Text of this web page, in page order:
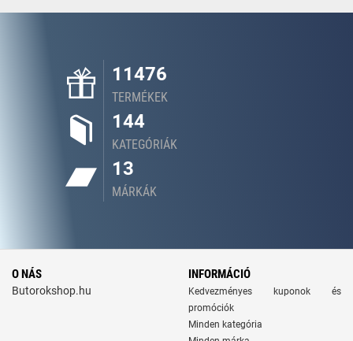
11476
TERMÉKEK
144
KATEGÓRIÁK
13
MÁRKÁK
O NÁS
Butorokshop.hu
INFORMÁCIÓ
Kedvezményes kuponok és
promóciók
Minden kategória